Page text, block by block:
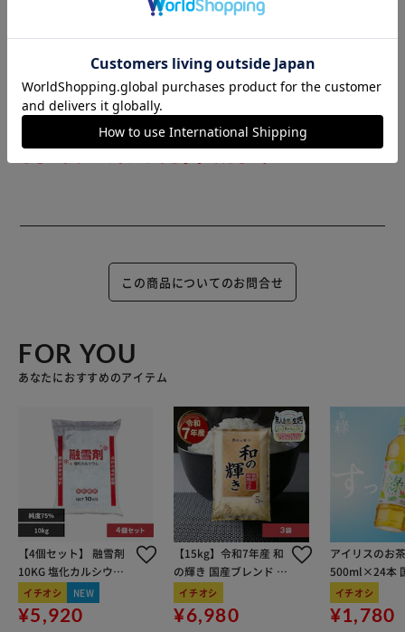
ル又は注文内容の変更をお願いいたしております。
（ご注意）
数量限定商品はご注文が完了しても完売になる場合がござい
ます。ご注文をいただいた後にお断りさせていただく場合が
この商品についてのお問合せ
FOR YOU
あなたにおすすめのアイテム
【4個セット】 融雪剤
10KG 塩化カルシウム
三金商事 CACL2_10KG
_01
イチオシ NEW
¥5,920
【15kg】令和7年産 和
の輝き 国産ブレンド 5
kg×3袋
イチオシ
¥6,980
アイリスのお
500ml×24本
100％使用
イチオシ
¥1,780